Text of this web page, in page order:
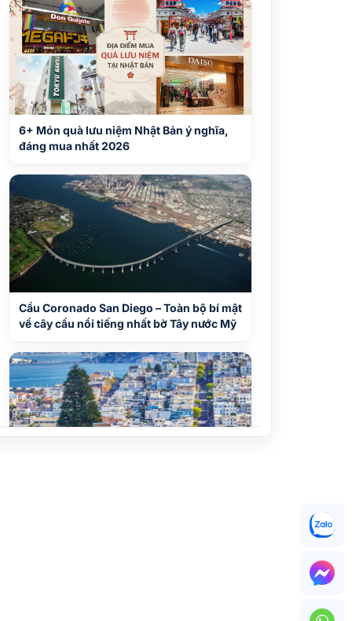
6+ Món quà lưu niệm Nhật Bản ý nghĩa,
đáng mua nhất 2026
Cầu Coronado San Diego – Toàn bộ bí mật
về cây cầu nổi tiếng nhất bờ Tây nước Mỹ